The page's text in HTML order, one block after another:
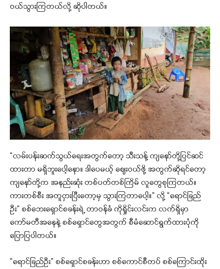
ဝယ်သွားကြတယ်လို့ ဆိုပါတယ်။
“လမ်းပန်းဆက်သွယ်ရေးအတွက်တော့ သီးသန့် ကျနော်တို့ပြင်ဆင်
ထားတာ မရှိဘူးပေါ့နော။ ဒါပေမယ့် ဈေးဝယ်ဖို့ အတွက်ဆိုရင်တော့
ကျနော်တို့က အနည်းဆုံး တစ်ပတ်တစ်ကြိမ် လူတွေစုကြတယ်။
ကားတစ်စီး အတူငှားပြီးတော့မှ သွားကြတာပေါ့။” လို့ “ရောင်ခြည်
ဦး” စစ်ဘေးရှောင်စခန်းရဲ့ တာဝန်ခံ ကိုရှိုင်းလင်းက လက်ရှိမှာ
ကော်မတီအနေနဲ့ စစ်ရှောင်တွေအတွက် စီမံဆောင်ရွက်ထားပုံကို
ပြောပြပါတယ်။
“ရောင်ခြည်ဦး” စစ်ရှောင်စခန်းဟာ စစ်ကောင်စီတပ် စစ်ကြောင်းထိုး